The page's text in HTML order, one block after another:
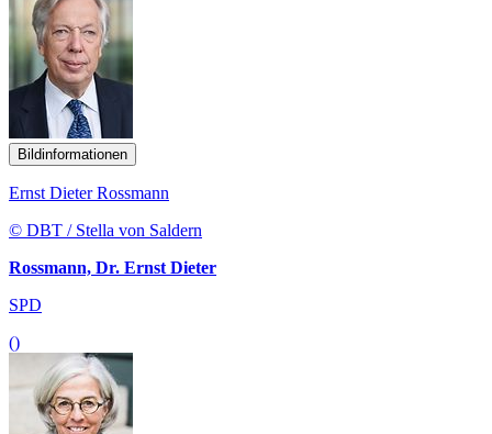
Bildinformationen
Ernst Dieter Rossmann
© DBT / Stella von Saldern
Rossmann, Dr. Ernst Dieter
SPD
()